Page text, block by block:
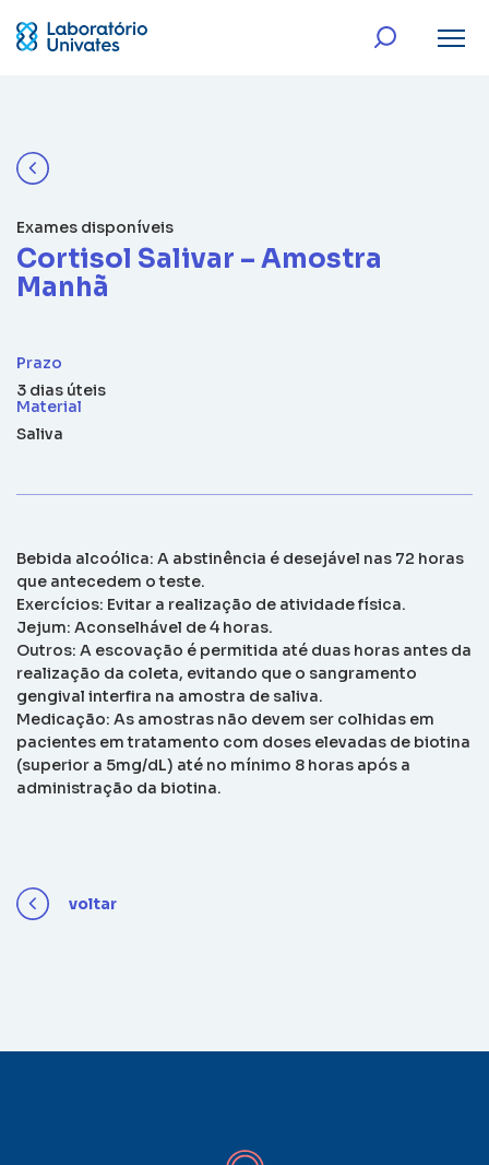
Exames disponíveis
Cortisol Salivar – Amostra
Manhã
Prazo
3 dias úteis
Material
Saliva
Bebida alcoólica: A abstinência é desejável nas 72 horas
que antecedem o teste.
Exercícios: Evitar a realização de atividade física.
Jejum: Aconselhável de 4 horas.
Outros: A escovação é permitida até duas horas antes da
realização da coleta, evitando que o sangramento
gengival interfira na amostra de saliva.
Medicação: As amostras não devem ser colhidas em
pacientes em tratamento com doses elevadas de biotina
(superior a 5mg/dL) até no mínimo 8 horas após a
administração da biotina.
voltar